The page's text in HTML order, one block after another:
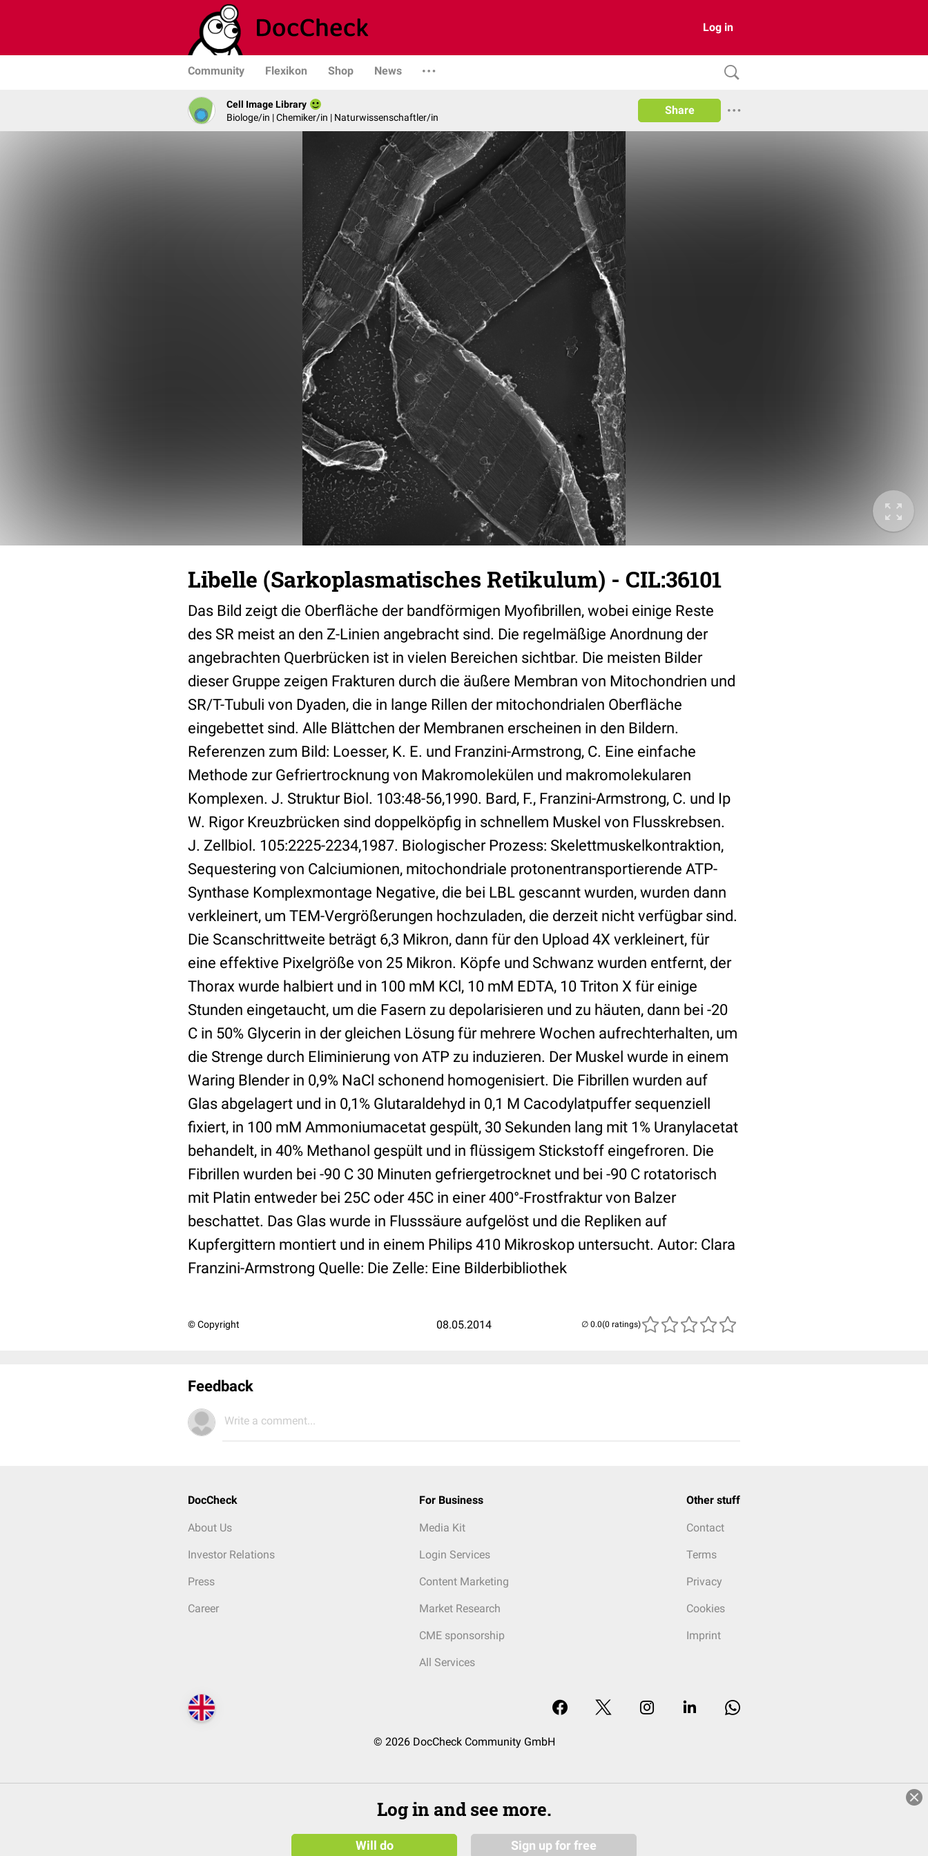
Log in
Community Flexikon Shop News
Cell Image Library
Biologe/in | Chemiker/in | Naturwissenschaftler/in
Share
Libelle (Sarkoplasmatisches Retikulum) - CIL:36101
Das Bild zeigt die Oberfläche der bandförmigen Myofibrillen, wobei einige Reste
des SR meist an den Z-Linien angebracht sind. Die regelmäßige Anordnung der
angebrachten Querbrücken ist in vielen Bereichen sichtbar. Die meisten Bilder
dieser Gruppe zeigen Frakturen durch die äußere Membran von Mitochondrien und
SR/T-Tubuli von Dyaden, die in lange Rillen der mitochondrialen Oberfläche
eingebettet sind. Alle Blättchen der Membranen erscheinen in den Bildern.
Referenzen zum Bild: Loesser, K. E. und Franzini-Armstrong, C. Eine einfache
Methode zur Gefriertrocknung von Makromolekülen und makromolekularen
Komplexen. J. Struktur Biol. 103:48-56,1990. Bard, F., Franzini-Armstrong, C. und Ip
W. Rigor Kreuzbrücken sind doppelköpfig in schnellem Muskel von Flusskrebsen.
J. Zellbiol. 105:2225-2234,1987. Biologischer Prozess: Skelettmuskelkontraktion,
Sequestering von Calciumionen, mitochondriale protonentransportierende ATP-
Synthase Komplexmontage Negative, die bei LBL gescannt wurden, wurden dann
verkleinert, um TEM-Vergrößerungen hochzuladen, die derzeit nicht verfügbar sind.
Die Scanschrittweite beträgt 6,3 Mikron, dann für den Upload 4X verkleinert, für
eine effektive Pixelgröße von 25 Mikron. Köpfe und Schwanz wurden entfernt, der
Thorax wurde halbiert und in 100 mM KCl, 10 mM EDTA, 10 Triton X für einige
Stunden eingetaucht, um die Fasern zu depolarisieren und zu häuten, dann bei -20
C in 50% Glycerin in der gleichen Lösung für mehrere Wochen aufrechterhalten, um
die Strenge durch Eliminierung von ATP zu induzieren. Der Muskel wurde in einem
Waring Blender in 0,9% NaCl schonend homogenisiert. Die Fibrillen wurden auf
Glas abgelagert und in 0,1% Glutaraldehyd in 0,1 M Cacodylatpuffer sequenziell
fixiert, in 100 mM Ammoniumacetat gespült, 30 Sekunden lang mit 1% Uranylacetat
behandelt, in 40% Methanol gespült und in flüssigem Stickstoff eingefroren. Die
Fibrillen wurden bei -90 C 30 Minuten gefriergetrocknet und bei -90 C rotatorisch
mit Platin entweder bei 25C oder 45C in einer 400°-Frostfraktur von Balzer
beschattet. Das Glas wurde in Flusssäure aufgelöst und die Repliken auf
Kupfergittern montiert und in einem Philips 410 Mikroskop untersucht. Autor: Clara
Franzini-Armstrong Quelle: Die Zelle: Eine Bilderbibliothek
© Copyright 08.05.2014 (0 ratings)
Feedback
Write a comment...
DocCheck
About Us
Investor Relations
Press
Career
For Business
Media Kit
Login Services
Content Marketing
Market Research
CME sponsorship
All Services
Other stuff
Contact
Terms
Privacy
Cookies
Imprint
© 2026 DocCheck Community GmbH
Log in and see more.
Will do Sign up for free